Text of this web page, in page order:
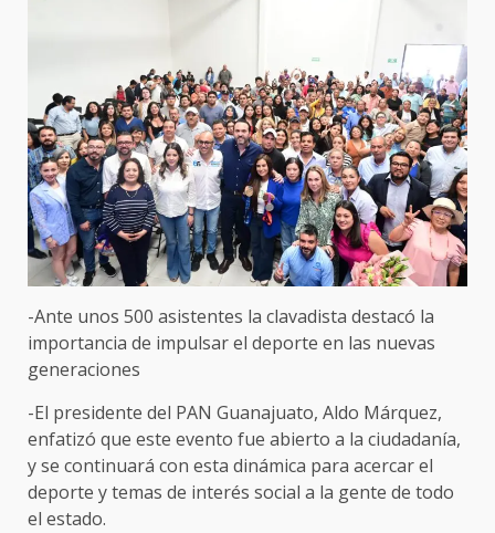
-Ante unos 500 asistentes la clavadista destacó la
importancia de impulsar el deporte en las nuevas
generaciones
-El presidente del PAN Guanajuato, Aldo Márquez,
enfatizó que este evento fue abierto a la ciudadanía,
y se continuará con esta dinámica para acercar el
deporte y temas de interés social a la gente de todo
el estado.